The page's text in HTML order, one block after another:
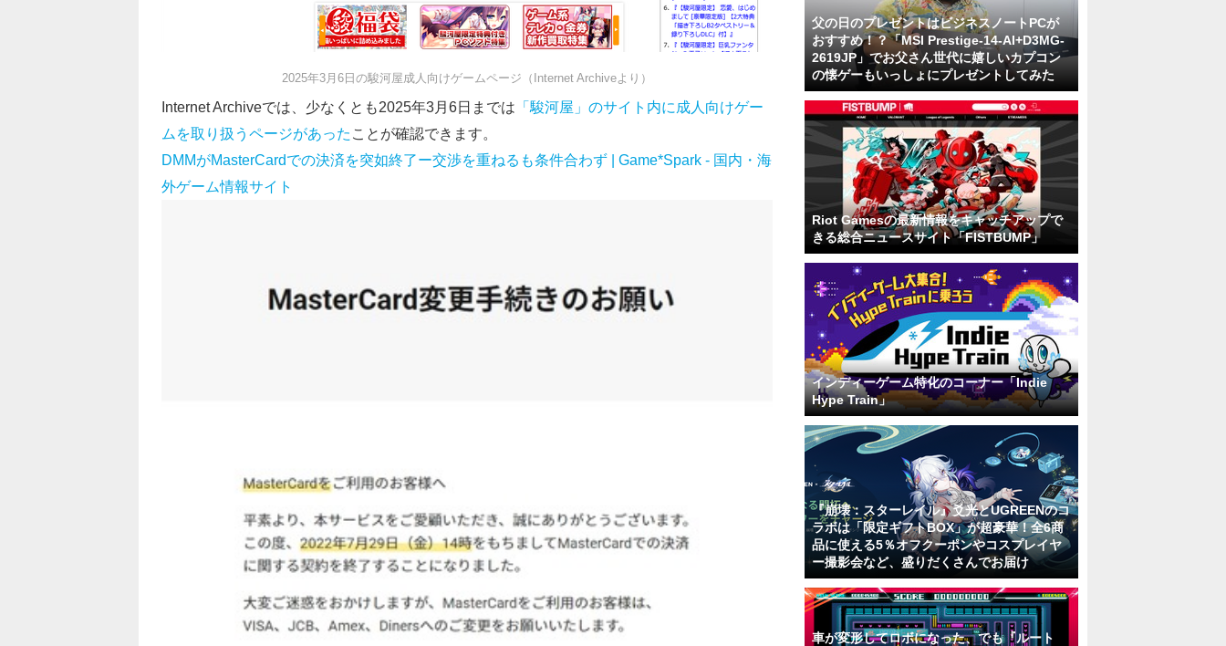
2025年3月6日の駿河屋成人向けゲームページ（Internet Archiveより）
Internet Archiveでは、少なくとも2025年3月6日までは 「駿河屋」のサイト内に成人向けゲー
ムを取り扱うページがあった ことが確認できます。
DMMがMasterCardでの決済を突如終了ー交渉を重ねるも条件合わず | Game*Spark - 国内・海
外ゲーム情報サイト
父の日のプレゼントはビジネスノートPCが
おすすめ！？「MSI Prestige-14-AI+D3MG-
2619JP」でお父さん世代に嬉しいカプコン
の懐ゲーもいっしょにプレゼントしてみた
Riot Gamesの最新情報をキャッチアップで
きる総合ニュースサイト「FISTBUMP」
インディーゲーム特化のコーナー「Indie
Hype Train」
『崩壊：スターレイル』爻光とUGREENのコ
ラボは「限定ギフトBOX」が超豪華！全6商
品に使える5％オフクーポンやコスプレイヤ
ー撮影会など、盛りだくさんでお届け
車が変形してロボになった、でも『ルート